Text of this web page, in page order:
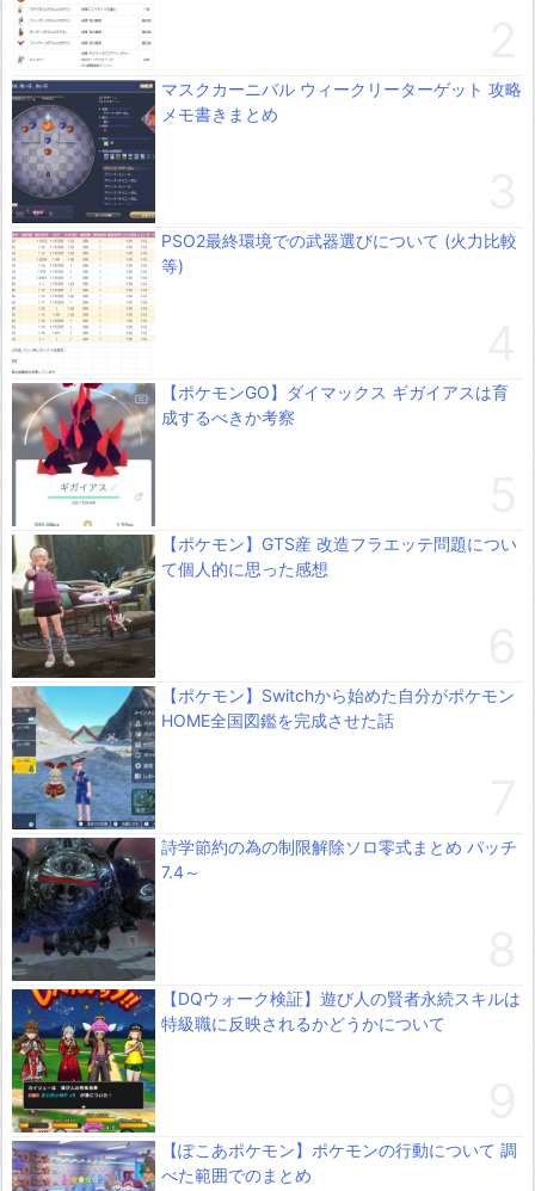
マスクカーニバル ウィークリーターゲット 攻略
メモ書きまとめ
PSO2最終環境での武器選びについて (火力比較
等)
【ポケモンGO】ダイマックス ギガイアスは育
成するべきか考察
【ポケモン】GTS産 改造フラエッテ問題につい
て個人的に思った感想
【ポケモン】Switchから始めた自分がポケモン
HOME全国図鑑を完成させた話
詩学節約の為の制限解除ソロ零式まとめ パッチ
7.4～
【DQウォーク検証】遊び人の賢者永続スキルは
特級職に反映されるかどうかについて
【ぽこあポケモン】ポケモンの行動について 調
べた範囲でのまとめ